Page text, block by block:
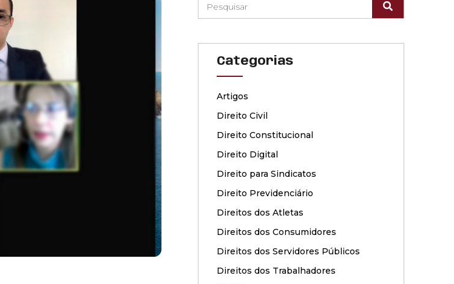
Categorias
Artigos
Direito Civil
Direito Constitucional
Direito Digital
Direito para Sindicatos
Direito Previdenciário
Direitos dos Atletas
Direitos dos Consumidores
Direitos dos Servidores Públicos
Direitos dos Trabalhadores